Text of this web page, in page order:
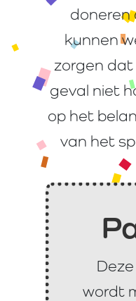
doneren
kunnen
zorgen dat
geval niet
op het
van het
wordt